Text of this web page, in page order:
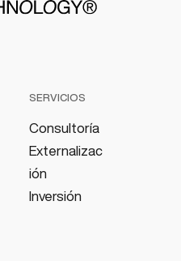
SERVICIOS
Consultoría
Externalizac
ión
Inversión